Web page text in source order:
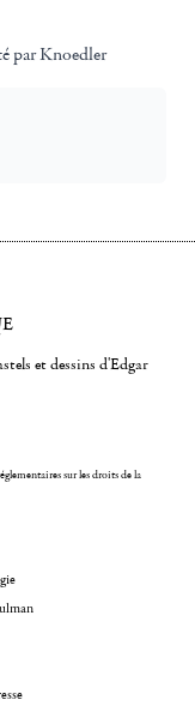
par Knoedler
et dessins d'Edgar
sur les droits de la